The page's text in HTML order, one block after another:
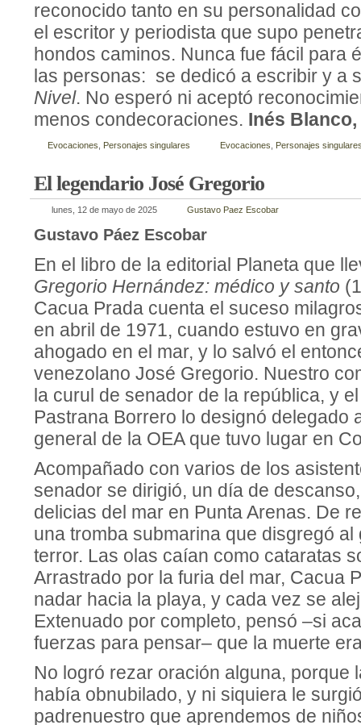
reconocido tanto en su personalidad
el escritor y periodista que supo
hondos caminos. Nunca fue fácil para
las personas: se dedicó a escribir y a
Nivel. No esperó ni aceptó
menos condecoraciones. Inés Blanco,
Evocaciones Personajes singulares Evocaciones Personajes
El legendario José Gregorio
lunes, 12 de mayo de 2025 Gustavo Paez Escobar
Gustavo Páez Escobar
En el libro de la editorial Planeta que
Gregorio Hernández: médico y santo
Cacua Prada cuenta el suceso
en abril de 1971, cuando estuvo en
ahogado en el mar, y lo salvó el
venezolano José Gregorio. Nuestro
la curul de senador de la república, y
Pastrana Borrero lo designó delegado
general de la OEA que tuvo lugar en
Acompañado con varios de los
senador se dirigió, un día de
delicias del mar en Punta Arenas. De
una tromba submarina que disgregó
terror. Las olas caían como cataratas
Arrastrado por la furia del mar, Cacua
nadar hacia la playa, y cada vez se
Extenuado por completo, pensó –si
fuerzas para pensar– que la muerte
No logró rezar oración alguna, porque
había obnubilado, y ni siquiera le
padrenuestro que aprendemos de